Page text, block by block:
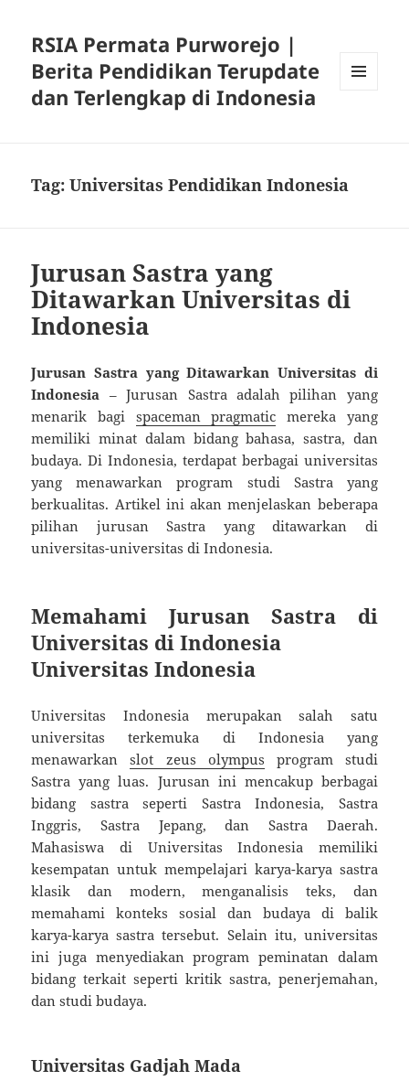
RSIA Permata Purworejo |
Berita Pendidikan Terupdate
dan Terlengkap di Indonesia
Tag:Universitas Pendidikan Indonesia
Jurusan Sastra yang
Ditawarkan Universitas di
Indonesia
Jurusan Sastra yang Ditawarkan Universitas di
Indonesia – Jurusan Sastra adalah pilihan yang
menarik bagi spaceman pragmatic mereka yang
memiliki minat dalam bidang bahasa, sastra, dan
budaya. Di Indonesia, terdapat berbagai universitas
yang menawarkan program studi Sastra yang
berkualitas. Artikel ini akan menjelaskan beberapa
pilihan jurusan Sastra yang ditawarkan di
universitas-universitas di Indonesia.
Memahami Jurusan Sastra di
Universitas di Indonesia
Universitas Indonesia
Universitas Indonesia merupakan salah satu
universitas terkemuka di Indonesia yang
menawarkanslot zeus olympus program studi
Sastra yang luas. Jurusan ini mencakup berbagai
bidang sastra seperti Sastra Indonesia, Sastra
Inggris, Sastra Jepang, dan Sastra Daerah.
Mahasiswa di Universitas Indonesia memiliki
kesempatan untuk mempelajari karya-karya sastra
klasik dan modern, menganalisis teks, dan
memahami konteks sosial dan budaya di balik
karya-karya sastra tersebut. Selain itu, universitas
ini juga menyediakan program peminatan dalam
bidang terkait seperti kritik sastra, penerjemahan,
dan studi budaya.
Universitas Gadjah Mada